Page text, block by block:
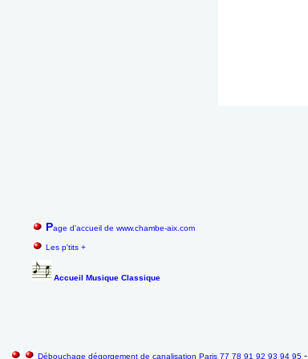
Page d'accueil de www.chambe-aix.com
Les p'tits +
Accueil Musique Classique
Débouchage dégorgement de canalisation Paris 77 78 91 92 93 94 95-